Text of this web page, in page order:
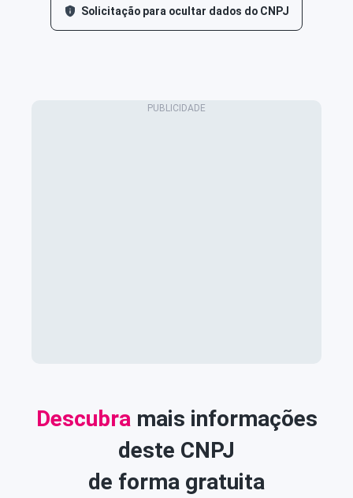
Solicitação para ocultar dados do CNPJ
Descubra mais informações
deste CNPJ
de forma gratuita